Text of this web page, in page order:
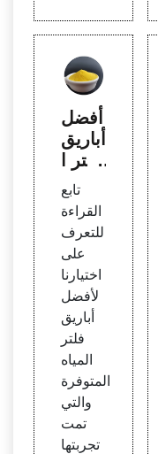
أفضل
أباريق
فلتر ا
لمياه
- كما
تم اخت
بارها
من قب
ل الخ
براء
تابع
القراءة
للتعرف
على
اختيارنا
لأفضل
أباريق
فلتر
المياه
المتوفرة
والتي
تمت
تجربتها